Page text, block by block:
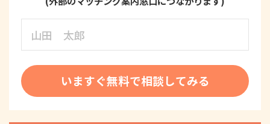
いますぐ無料で相談してみる